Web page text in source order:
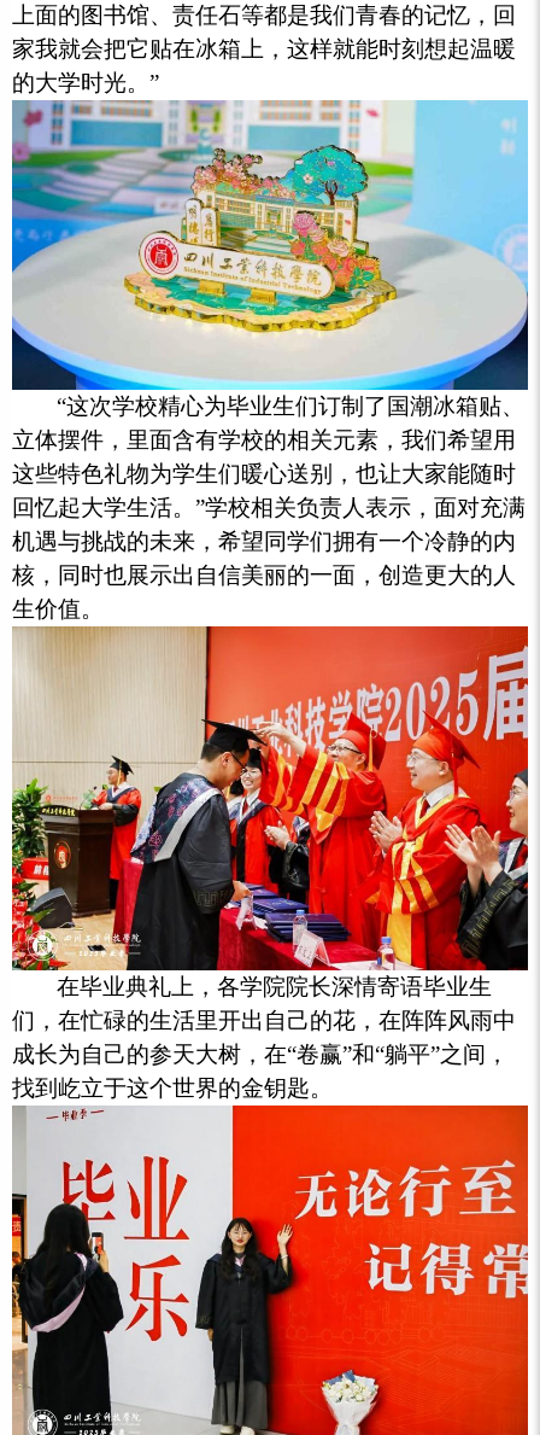
上面的图书馆、责任石等都是我们青春的记忆，回
家我就会把它贴在冰箱上，这样就能时刻想起温暖
的大学时光。”
“这次学校精心为毕业生们订制了国潮冰箱贴、
立体摆件，里面含有学校的相关元素，我们希望用
这些特色礼物为学生们暖心送别，也让大家能随时
回忆起大学生活。”学校相关负责人表示，面对充满
机遇与挑战的未来，希望同学们拥有一个冷静的内
核，同时也展示出自信美丽的一面，创造更大的人
生价值。
在毕业典礼上，各学院院长深情寄语毕业生
们，在忙碌的生活里开出自己的花，在阵阵风雨中
成长为自己的参天大树，在“卷赢”和“躺平”之间，
找到屹立于这个世界的金钥匙。